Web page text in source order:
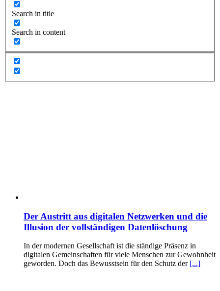
Search in title
Search in content
Der Austritt aus digitalen Netzwerken und die
Illusion der vollständigen Datenlöschung
In der modernen Gesellschaft ist die ständige Präsenz in
digitalen Gemeinschaften für viele Menschen zur Gewohnheit
geworden. Doch das Bewusstsein für den Schutz der [...]